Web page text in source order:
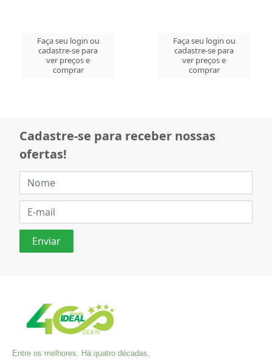
Faça seu login ou
cadastre-se para
ver preços e
comprar
Faça seu login ou
cadastre-se para
ver preços e
comprar
Cadastre-se para receber nossas
ofertas!
Entre os melhores. Há quatro décadas,